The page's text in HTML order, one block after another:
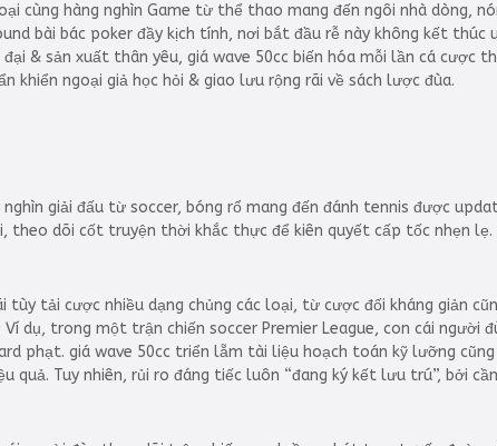
cùng hàng nghìn Game từ thể thao mang đến ngôi nhà dòng,
bài bác poker đầy kịch tính, nơi bắt đầu rễ này không kết thúc
& sản xuất thân yêu, giá wave 50cc biến hóa mỗi lần cá cược
khiển ngoại giả học hỏi & giao lưu rộng rãi về sách lược đùa.
giải đấu từ soccer, bóng rổ mang đến đánh tennis được
dõi cốt truyện thời khắc thực để kiên quyết cấp tốc nhẹn lẹ.
tải cược nhiều dạng chủng các loại, từ cược đối kháng giản
dụ, trong một trận chiến soccer Premier League, con cái người
phạt. giá wave 50cc triển lẵm tài liệu hoạch toán kỹ lưỡng
Tuy nhiên, rủi ro đáng tiếc luôn “đang ký kết lưu trú”, bởi